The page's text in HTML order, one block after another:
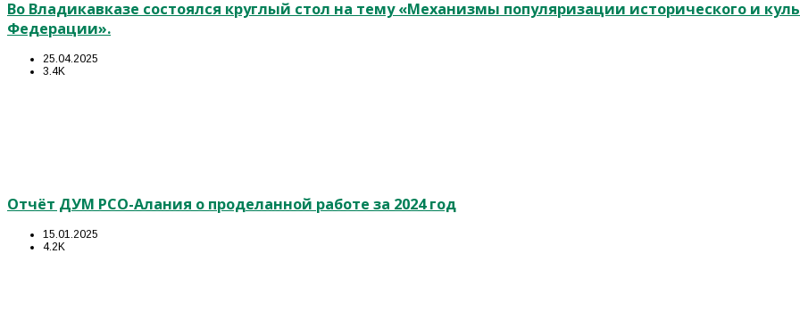
Во Владикавказе состоялся круглый стол на тему «Механизмы популяризации исторического и
Федерации».
25.04.2025
3.4K
Отчёт ДУМ РСО-Алания о проделанной работе за 2024 год
15.01.2025
4.2K